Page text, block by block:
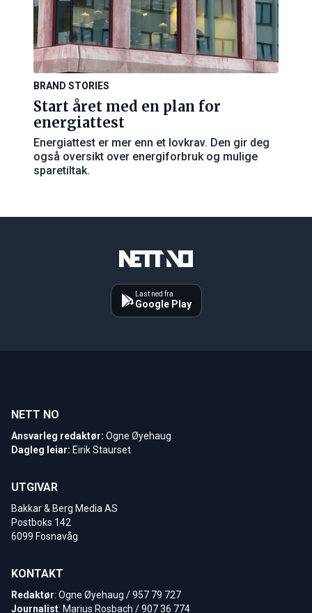
BRAND STORIES
Start året med en plan for
energiattest
Energiattest er mer enn et lovkrav. Den gir deg
også oversikt over energiforbruk og mulige
sparetiltak.
Last ned fra
Google Play
NETT NO
Ansvarleg redaktør: Ogne Øyehaug
Dagleg leiar: Eirik Staurset
UTGIVAR
Bakkar & Berg Media AS
Postboks 142
6099 Fosnavåg
KONTAKT
Redaktør: Ogne Øyehaug / 957 79 727
Journalist: Marius Rosbach / 907 36 774